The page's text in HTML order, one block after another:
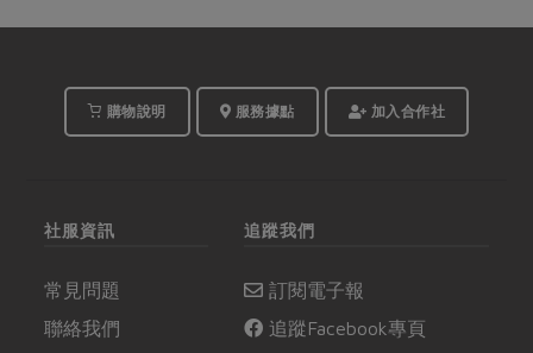
購物說明 服務據點 加入合作社
社服資訊
常見問題
聯絡我們
追蹤我們
訂閱電子報
追蹤Facebook專頁